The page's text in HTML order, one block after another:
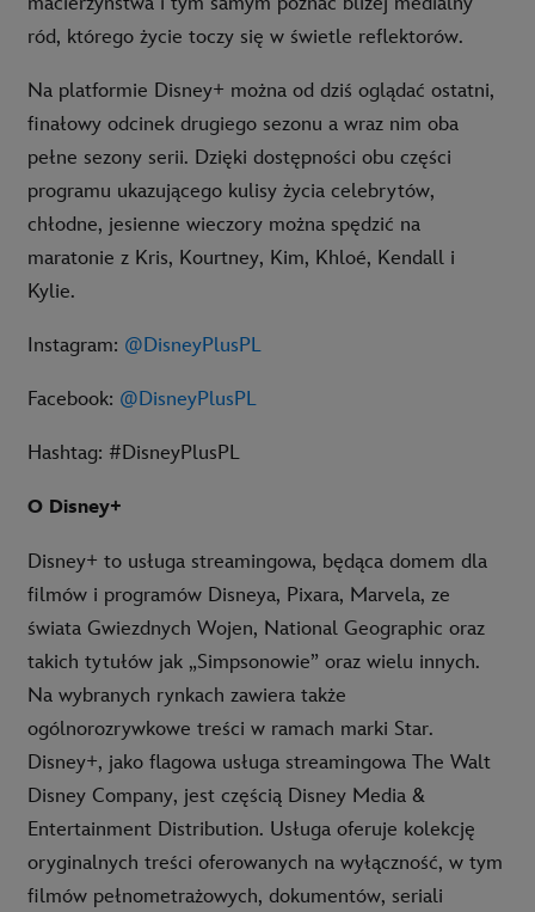
ród, którego życie toczy się w świetle reflektorów.
Na platformie Disney+ można od dziś oglądać ostatni,
finałowy odcinek drugiego sezonu a wraz nim oba
pełne sezony serii. Dzięki dostępności obu części
programu ukazującego kulisy życia celebrytów,
chłodne, jesienne wieczory można spędzić na
maratonie z Kris, Kourtney, Kim, Khloé, Kendall i
Kylie.
Instagram: @DisneyPlusPL
Facebook: @DisneyPlusPL
Hashtag: #DisneyPlusPL
O Disney+
Disney+ to usługa streamingowa, będąca domem dla
filmów i programów Disneya, Pixara, Marvela, ze
świata Gwiezdnych Wojen, National Geographic oraz
takich tytułów jak „Simpsonowie” oraz wielu innych.
Na wybranych rynkach zawiera także
ogólnorozrywkowe treści w ramach marki Star.
Disney+, jako flagowa usługa streamingowa The Walt
Disney Company, jest częścią Disney Media &
Entertainment Distribution. Usługa oferuje kolekcję
oryginalnych treści oferowanych na wyłączność, w tym
filmów pełnometrażowych, dokumentów, seriali